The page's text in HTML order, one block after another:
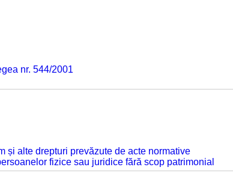
nr. 544/2001
și alte drepturi prevăzute de acte normative
fizice sau juridice fără scop patrimonial